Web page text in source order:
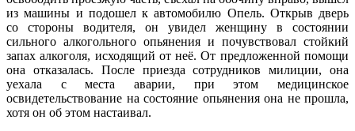
из машины и подошел к автомобилю Опель. Открыв дверь
со стороны водителя, он увидел женщину в состоянии
сильного алкогольного опьянения и почувствовал стойкий
запах алкоголя, исходящий от неё. От предложенной помощи
она отказалась. После приезда сотрудников милиции, она
уехала с места аварии, при этом медицинское
освидетельствование на состояние опьянения она не прошла,
хотя он об этом настаивал.